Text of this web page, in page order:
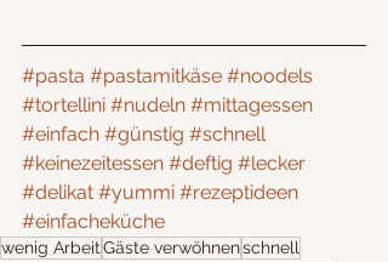
#pasta #pastamitkäse #noodels
#tortellini #nudeln #mittagessen
#einfach #günstig #schnell
#keinezeitessen #deftig #lecker
#delikat #yummi #rezeptideen
#einfacheküche
wenig ArbeitGäste verwöhnenschnell